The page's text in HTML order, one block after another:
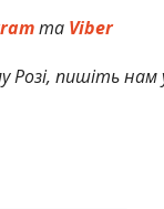
та Viber
Розі, пишіть нам